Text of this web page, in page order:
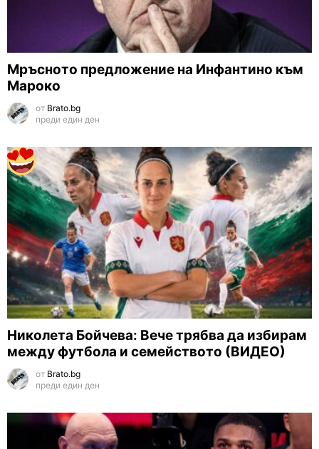
Мръсното предложение на Инфантино към
Мароко
от Brato.bg
преди един ден
Николета Бойчева: Вече трябва да избирам
между футбола и семейството (ВИДЕО)
от Brato.bg
преди един ден